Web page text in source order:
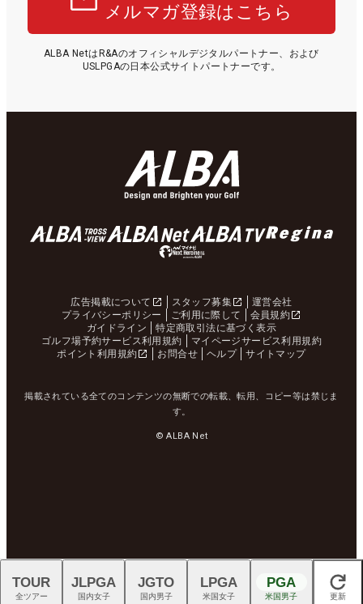
メルマガ登録はこちら
ALBA NetはR&Aのオフィシャルデジタルパートナー、および
USLPGAの日本公式サイトパートナーです。
広告掲載について スタッフ募集
運営会社
プライバシーポリシー
ご利用に際して
会員規約
ガイドライン
特定商取引法に基づく表示
ゴルフ場予約サービス利用規約
マイページサービス利用規約
ポイント利用規約
お問合せ ヘルプ サイトマップ
掲載されている全てのコンテンツの無断での転載、転用、コピー等は禁じま
す。
© ALBA Net
閉じる
TOUR
全ツアー
JLPGA
国内女子
JGTO
国内男子
LPGA
米国女子
PGA
米国男子 更新